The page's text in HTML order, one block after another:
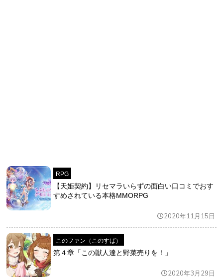
RPG
【天姫契約】リセマラいらずの面白い口コミでおす
すめされている本格MMORPG
2020年11月15日
このファン（このすば）
第４章「この獣人達と野菜売りを！」
2020年3月29日